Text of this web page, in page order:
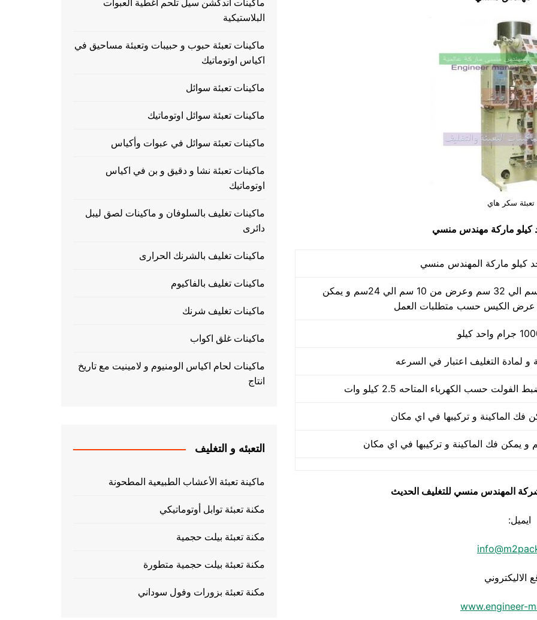
تعبئة سكر هاي
طول الكيس من 10 سم الي 32 سم وعرض من 10 سم الي 24سم و يمكن
عرض الكيس حسب متطلبات العمل
شركة المهندس منسي للتغليف الحديث
ايميل:
الاليكتروني
www.engineer-
ماكينات اندكشن سيل تلحم اغطية العبوات
البلاستيكية
ماكينات تعبئة حبوب و حبيبات وتعبئة مساحيق في
اكياس اوتوماتيك
ماكينات تعبئة سوائل
ماكينات تعبئة سوائل اوتوماتيك
ماكينات تعبئة سوائل في عبوات وأكياس
ماكينات تعبئة نشا و دقيق و بن في اكياس
اوتوماتيك
ماكينات تغليف بالسلوفان و ماكينات لصق ليبل
دائرى
ماكينات تغليف بالشرنك الحرارى
ماكينات تغليف بالفاكيوم
ماكينات تغليف شرنك
ماكينات غلق اكواب
ماكينات لحام اكياس الومنيوم و لامينيت مع تاريخ
انتاج
التعبئه و التغليف
ماكينة تعبئة الأعشاب الطبيعية المطحونة
مكنة تعبئة توابل أوتوماتيكي
مكنة تعبئة بيلت حجمية
مكنة تعبئة بيلت حجمية متطورة
مكنة تعبئة بزورات وفول سوداني